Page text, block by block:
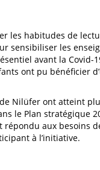
les habitudes de
sensibiliser les
avant la Covid-
ont pu bénéficier
Nilüfer ont atteint
le Plan stratégique
aux besoins
à l’initiative.